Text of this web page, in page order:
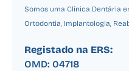
Somos uma Clínica Dentária
Ortodontia, Implantologia,
Registado na ERS:
OMD: 04718